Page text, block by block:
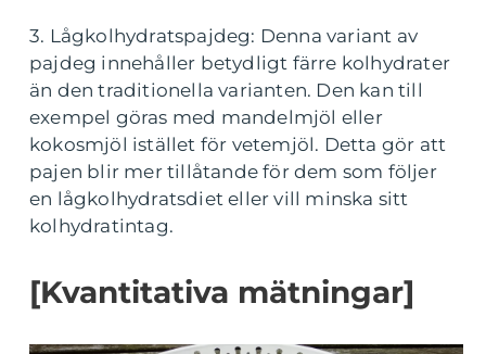
3. Lågkolhydratspajdeg: Denna variant av
pajdeg innehåller betydligt färre kolhydrater
än den traditionella varianten. Den kan till
exempel göras med mandelmjöl eller
kokosmjöl istället för vetemjöl. Detta gör att
pajen blir mer tillåtande för dem som följer
en lågkolhydratsdiet eller vill minska sitt
kolhydratintag.
[Kvantitativa mätningar]